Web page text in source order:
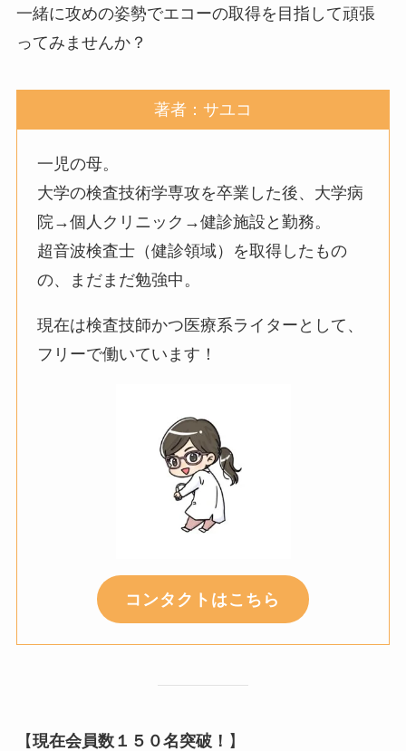
一緒に攻めの姿勢でエコーの取得を目指して頑張
ってみませんか？
著者：サユコ
一児の母。
大学の検査技術学専攻を卒業した後、大学病
院→個人クリニック→健診施設と勤務。
超音波検査士（健診領域）を取得したもの
の、まだまだ勉強中。
現在は検査技師かつ医療系ライターとして、
フリーで働いています！
コンタクトはこちら
【現在会員数１５０名突破！ 】